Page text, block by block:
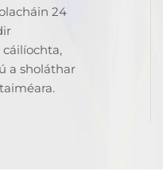
24
a sholáthar